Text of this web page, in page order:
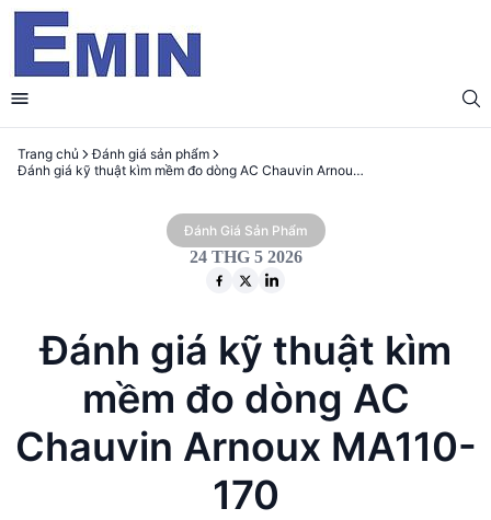
Trang chủ
Đánh giá sản phẩm
Đánh giá kỹ thuật kìm mềm đo dòng AC Chauvin Arnoux MA110-170
Đánh Giá Sản Phẩm
24 THG 5 2026
Đánh giá kỹ thuật kìm
mềm đo dòng AC
Chauvin Arnoux MA110-
170